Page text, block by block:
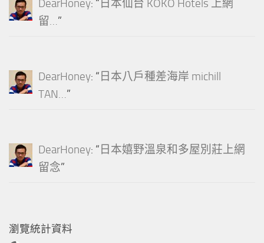
DearHoney: “ 日本仙台 KOKO Hotels 上網
留…”
DearHoney: “ 日本八戶種差海岸 michill
TAN…”
DearHoney: “ 日本嬉野溫泉和多屋別莊上網
留念”
瀏覽統計資料